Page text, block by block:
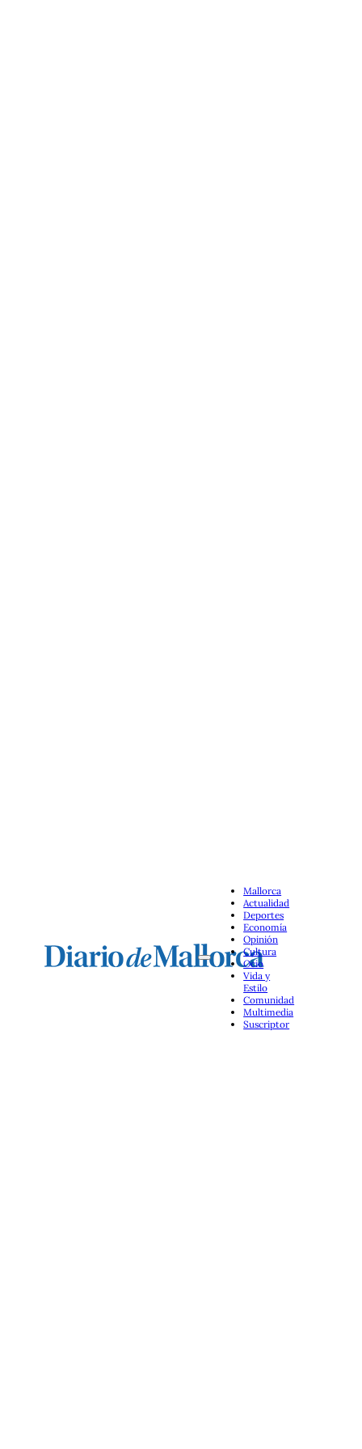
Mallorca
Actualidad
Deportes
Economía
Opinión
Cultura
Ocio
Vida y
Estilo
Comunidad
Multimedia
Suscriptor